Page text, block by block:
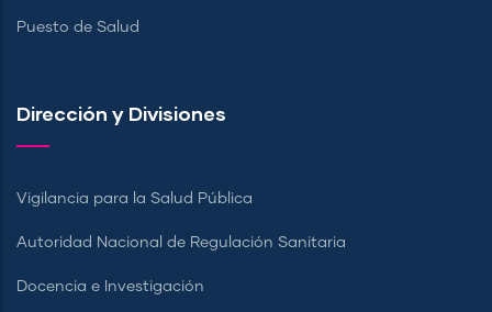
Puesto de Salud
Dirección y Divisiones
Vigilancia para la Salud Pública
Autoridad Nacional de Regulación Sanitaria
Docencia e Investigación